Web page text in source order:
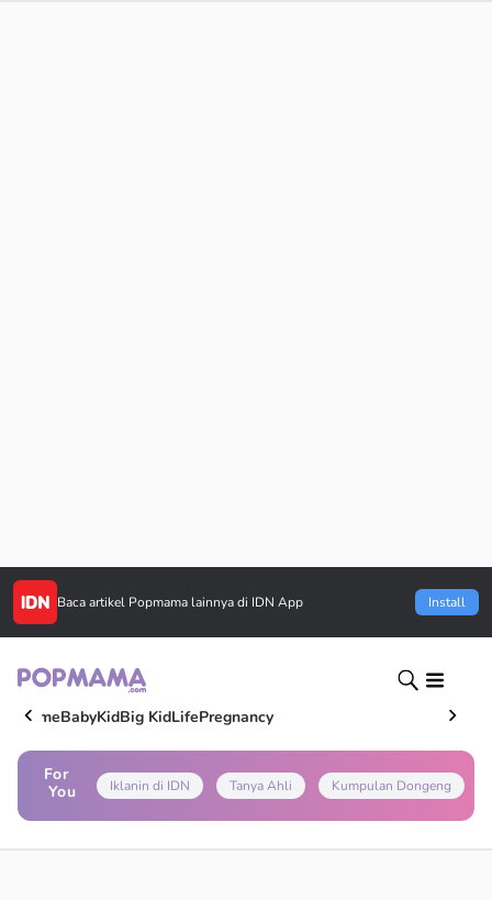
Baca artikel Popmama lainnya di IDN App Install
HomeBabyKidBig KidLifePregnancy
For
You
Iklanin di IDN Tanya Ahli Kumpulan Dongeng